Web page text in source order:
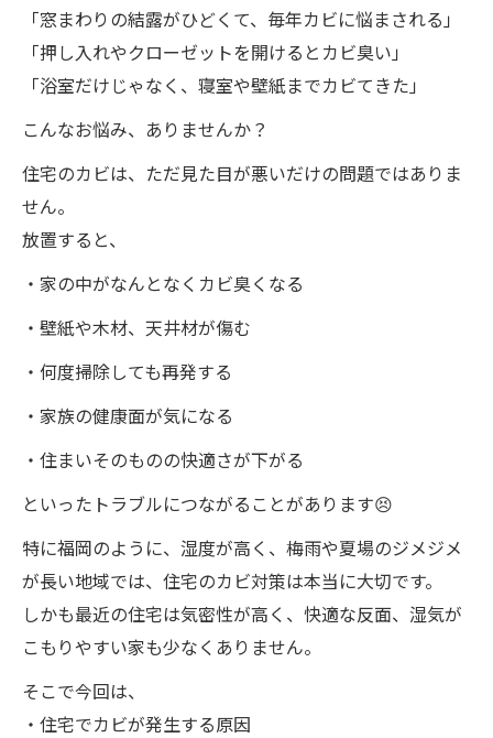
「窓まわりの結露がひどくて、毎年カビに悩まされる」
「押し入れやクローゼットを開けるとカビ臭い」
「浴室だけじゃなく、寝室や壁紙までカビてきた」
こんなお悩み、ありませんか？
住宅のカビは、ただ見た目が悪いだけの問題ではありま
せん。
放置すると、
・家の中がなんとなくカビ臭くなる
・壁紙や木材、天井材が傷む
・何度掃除しても再発する
・家族の健康面が気になる
・住まいそのものの快適さが下がる
といったトラブルにつながることがあります😣
特に福岡のように、湿度が高く、梅雨や夏場のジメジメ
が長い地域では、住宅のカビ対策は本当に大切です。
しかも最近の住宅は気密性が高く、快適な反面、湿気が
こもりやすい家も少なくありません。
そこで今回は、
・住宅でカビが発生する原因